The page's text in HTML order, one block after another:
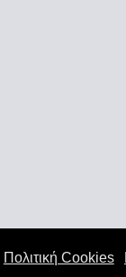
Πολιτική Cookies